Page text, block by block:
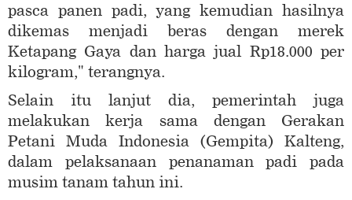
pasca panen padi, yang kemudian hasilnya
dikemas menjadi beras dengan merek
Ketapang Gaya dan harga jual Rp18.000 per
kilogram," terangnya.
Selain itu lanjut dia, pemerintah juga
melakukan kerja sama dengan Gerakan
Petani Muda Indonesia (Gempita) Kalteng,
dalam pelaksanaan penanaman padi pada
musim tanam tahun ini.